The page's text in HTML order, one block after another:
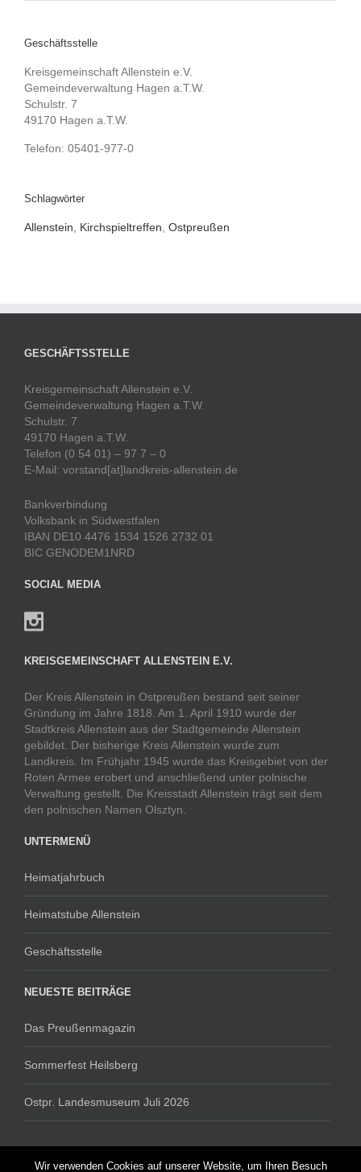
Geschäftsstelle
Kreisgemeinschaft Allenstein e.V.
Gemeindeverwaltung Hagen a.T.W.
Schulstr. 7
49170 Hagen a.T.W.
Telefon: 05401-977-0
Schlagwörter
Allenstein Kirchspieltreffen Ostpreußen
GESCHÄFTSSTELLE
Kreisgemeinschaft Allenstein e.V.
Gemeindeverwaltung Hagen a.T.W.
Schulstr. 7
49170 Hagen a.T.W.
Telefon (0 54 01) – 97 7 – 0
E-Mail: vorstand[at]landkreis-allenstein.de
Bankverbindung
Volksbank in Südwestfalen
IBAN DE10 4476 1534 1526 2732 01
BIC GENODEM1NRD
SOCIAL MEDIA
KREISGEMEINSCHAFT ALLENSTEIN E.V.
Der Kreis Allenstein in Ostpreußen bestand seit seiner
Gründung im Jahre 1818. Am 1. April 1910 wurde der
Stadtkreis Allenstein aus der Stadtgemeinde Allenstein
gebildet. Der bisherige Kreis Allenstein wurde zum
Landkreis. Im Frühjahr 1945 wurde das Kreisgebiet von der
Roten Armee erobert und anschließend unter polnische
Verwaltung gestellt. Die Kreisstadt Allenstein trägt seit dem
den polnischen Namen Olsztyn.
UNTERMENÜ
Heimatjahrbuch
Heimatstube Allenstein
Geschäftsstelle
NEUESTE BEITRÄGE
Das Preußenmagazin
Sommerfest Heilsberg
Ostpr. Landesmuseum Juli 2026
Wir verwenden Cookies auf unserer Website, um Ihren Besuch